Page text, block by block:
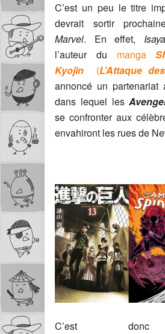
C’est un peu le titre
devrait sortir
Marvel. En effet,
l’auteur du manga
Kyojin (L’Attaque
annoncé un partenariat
dans lequel les
se confronter aux
envahiront les rues de
C’est donc